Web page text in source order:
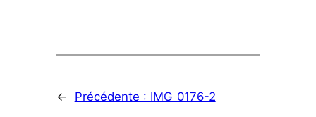
← Précédente : IMG_0176-2